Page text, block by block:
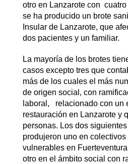
otro en Lanzarote con
se ha producido un brote
Insular de Lanzarote, que
dos pacientes y un familiar.
La mayoría de los brotes
casos excepto tres que
más de los cuales el más
de origen social, con
laboral, relacionado con un
restauración en Lanzarote y
personas. Los dos
produjeron uno en
vulnerables en
otro en el ámbito social con